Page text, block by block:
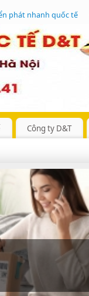
phát nhanh quốc tế
Công ty D&T